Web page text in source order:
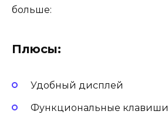
больше:
Плюсы:
Удобный дисплей
Функциональные клавиши